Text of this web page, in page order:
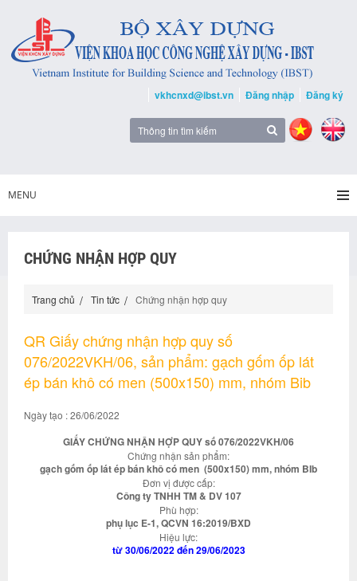
vkhcnxd@ibst.vn Đăng nhập Đăng ký
MENU
CHỨNG NHẬN HỢP QUY
Trang chủ Tin tức Chứng nhận hợp quy
QR Giấy chứng nhận hợp quy số
076/2022VKH/06, sản phẩm: gạch gốm ốp lát
ép bán khô có men (500x150) mm, nhóm Bib
Ngày tạo : 26/06/2022
GIẤY CHỨNG NHẬN HỢP QUY số 076/2022VKH/06
Chứng nhận sản phẩm:
gạch gốm ốp lát ép bán khô có men (500x150) mm, nhóm BIb
Đơn vị được cấp:
Công ty TNHH TM & DV 107
Phù hợp:
phụ lục E-1, QCVN 16:2019/BXD
Hiệu lực:
từ 30/06/2022 đến 29/06/2023